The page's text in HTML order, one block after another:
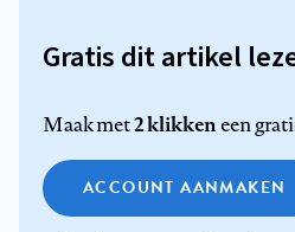
Gratis dit artikel
Maak met2 klikkeneen
ACCOUNT AANMAKEN